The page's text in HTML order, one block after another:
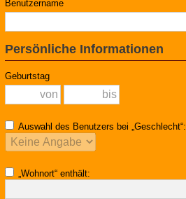
Benutzername
Persönliche Informationen
Geburtstag
Auswahl des Benutzers bei „Geschlecht“:
„Wohnort“ enthält: